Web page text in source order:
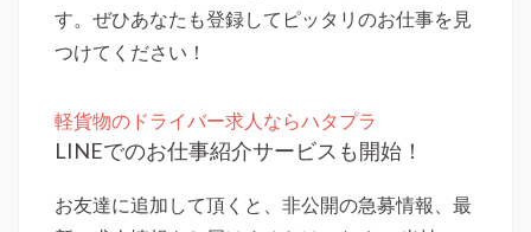
す。ぜひあなたも登録してピッタリのお仕事を見
つけてください！
軽貨物のドライバー求人ならハタプラ
LINEでのお仕事紹介サービスも開始！
お友達に追加して頂くと、非公開の急募情報、最